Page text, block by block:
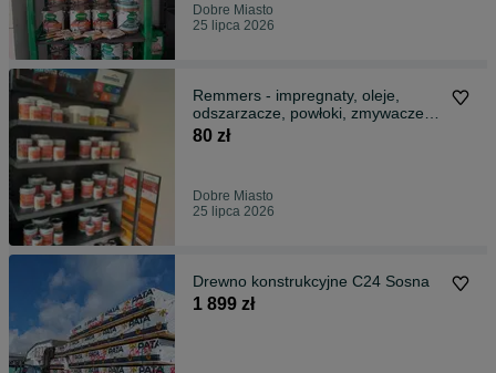
Dobre Miasto
25 lipca 2026
Remmers - impregnaty, oleje,
odszarzacze, powłoki, zmywacze
do drewna
80 zł
Dobre Miasto
25 lipca 2026
Drewno konstrukcyjne C24 Sosna
1 899 zł